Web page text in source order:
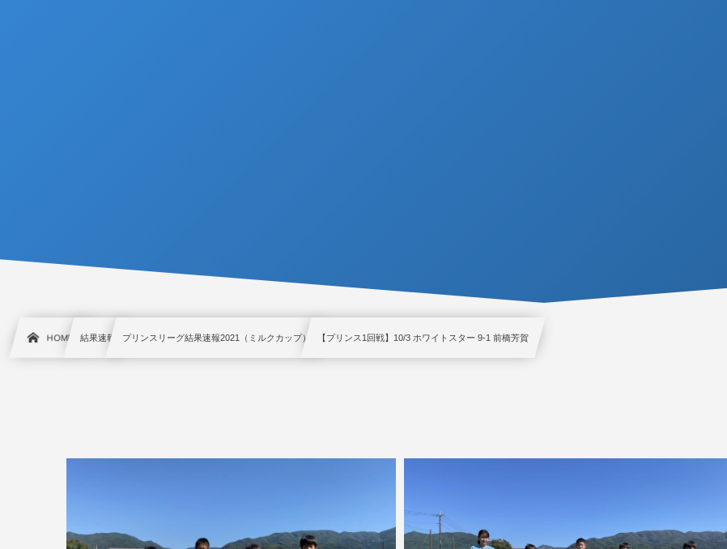
HOME 結果速報 プリンスリーグ結果速報2021（ミルクカップ） 【プリンス1回戦】10/3 ホワイトスター 9-1 前橋芳賀